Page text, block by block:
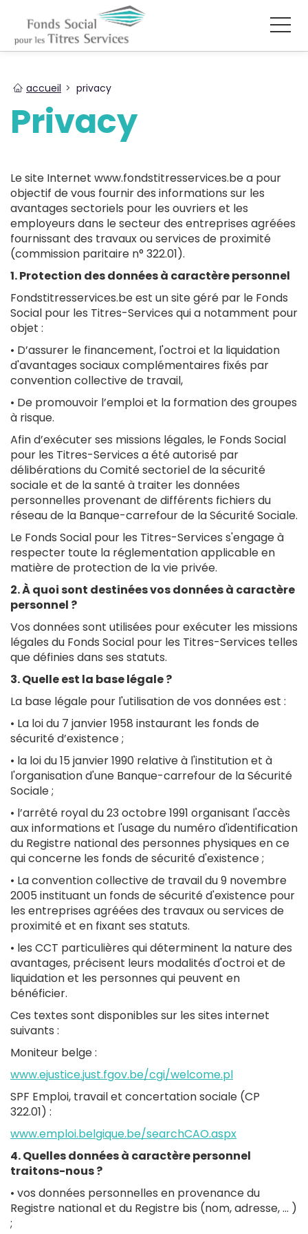
are
here
accueil privacy
Privacy
Le site Internet www.fondstitresservices.be a pour
objectif de vous fournir des informations sur les
avantages sectoriels pour les ouvriers et les
employeurs dans le secteur des entreprises agréées
fournissant des travaux ou services de proximité
(commission paritaire n° 322.01).
1. Protection des données à caractère personnel
Fondstitresservices.be est un site géré par le Fonds
Social pour les Titres-Services qui a notamment pour
objet :
• D’assurer le financement, l'octroi et la liquidation
d'avantages sociaux complémentaires fixés par
convention collective de travail,
• De promouvoir l’emploi et la formation des groupes
à risque.
Afin d’exécuter ses missions légales, le Fonds Social
pour les Titres-Services a été autorisé par
délibérations du Comité sectoriel de la sécurité
sociale et de la santé à traiter les données
personnelles provenant de différents fichiers du
réseau de la Banque-carrefour de la Sécurité Sociale.
Le Fonds Social pour les Titres-Services s'engage à
respecter toute la réglementation applicable en
matière de protection de la vie privée.
2. À quoi sont destinées vos données à caractère
personnel ?
Vos données sont utilisées pour exécuter les missions
légales du Fonds Social pour les Titres-Services telles
que définies dans ses statuts.
3. Quelle est la base légale ?
La base légale pour l'utilisation de vos données est :
• La loi du 7 janvier 1958 instaurant les fonds de
sécurité d’existence ;
• la loi du 15 janvier 1990 relative à l'institution et à
l'organisation d'une Banque-carrefour de la Sécurité
Sociale ;
• l’arrêté royal du 23 octobre 1991 organisant l'accès
aux informations et l'usage du numéro d'identification
du Registre national des personnes physiques en ce
qui concerne les fonds de sécurité d'existence ;
• La convention collective de travail du 9 novembre
2005 instituant un fonds de sécurité d'existence pour
les entreprises agréées des travaux ou services de
proximité et en fixant ses statuts.
• les CCT particulières qui déterminent la nature des
avantages, précisent leurs modalités d'octroi et de
liquidation et les personnes qui peuvent en
bénéficier.
Ces textes sont disponibles sur les sites internet
suivants :
Moniteur belge :
www.ejustice.just.fgov.be/cgi/welcome.pl
SPF Emploi, travail et concertation sociale (CP
322.01) :
www.emploi.belgique.be/searchCAO.aspx
4. Quelles données à caractère personnel
traitons-nous ?
• vos données personnelles en provenance du
Registre national et du Registre bis (nom, adresse, … )
;